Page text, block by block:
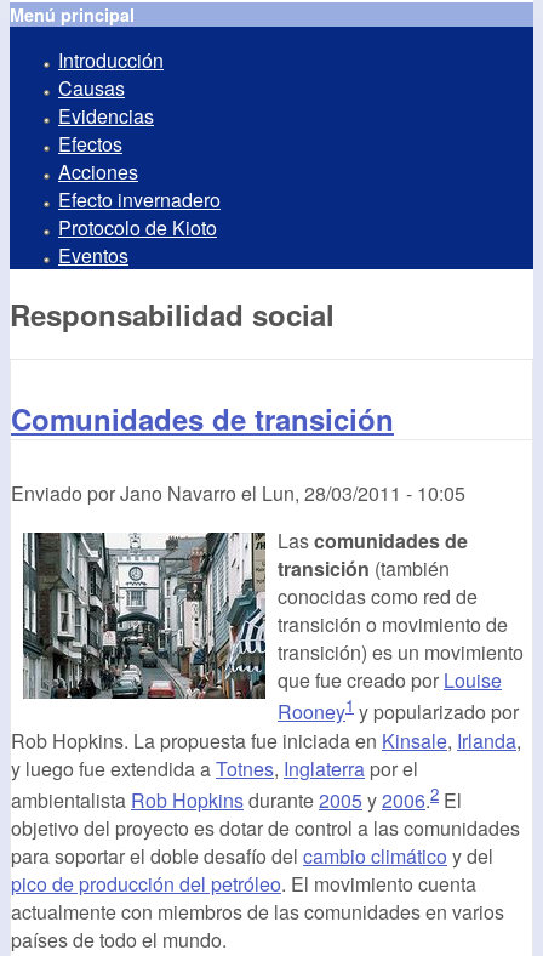
Menú principal
Introducción
Causas
Evidencias
Efectos
Acciones
Efecto invernadero
Protocolo de Kioto
Eventos
Responsabilidad social
Comunidades de transición
Enviado porJano Navarro el Lun, 28/03/2011 - 10:05
Lascomunidades de
transición (también
conocidas como red de
transición o movimiento de
transición) es un movimiento
que fue creado por Louise
Rooney1 y popularizado por
Rob Hopkins. La propuesta fue iniciada en Kinsale, Irlanda,
y luego fue extendida aTotnes, Inglaterra por el
ambientalista Rob Hopkinsdurante2005y2006.2 El
objetivo del proyecto es dotar de control a las comunidades
para soportar el doble desafío del cambio climático y del
pico de producción del petróleo. El movimiento cuenta
actualmente con miembros de las comunidades en varios
países de todo el mundo.